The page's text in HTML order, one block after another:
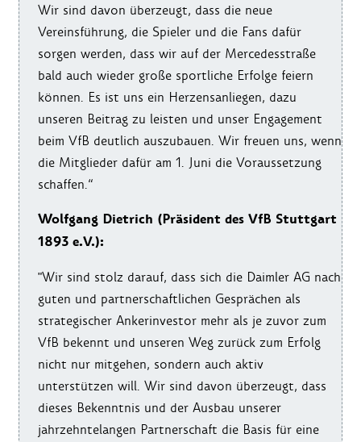
Wir sind davon überzeugt, dass die neue
Vereinsführung, die Spieler und die Fans dafür
sorgen werden, dass wir auf der Mercedesstraße
bald auch wieder große sportliche Erfolge feiern
können. Es ist uns ein Herzensanliegen, dazu
unseren Beitrag zu leisten und unser Engagement
beim VfB deutlich auszubauen. Wir freuen uns, wenn
die Mitglieder dafür am 1. Juni die Voraussetzung
schaffen.“
Wolfgang Dietrich (Präsident des VfB Stuttgart
1893 e.V.):
"Wir sind stolz darauf, dass sich die Daimler AG nach
guten und partnerschaftlichen Gesprächen als
strategischer Ankerinvestor mehr als je zuvor zum
VfB bekennt und unseren Weg zurück zum Erfolg
nicht nur mitgehen, sondern auch aktiv
unterstützen will. Wir sind davon überzeugt, dass
dieses Bekenntnis und der Ausbau unserer
jahrzehntelangen Partnerschaft die Basis für eine